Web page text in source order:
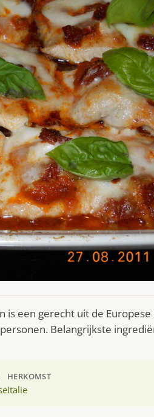
een gerecht uit de Europese
Belangrijkste
HERKOMST
Italie